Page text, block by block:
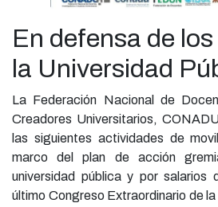
En defensa de
la Universidad
La Federación Nacional de
Creadores Universitarios,
las siguientes actividades de
marco del plan de acción
universidad pública y por salarios
último Congreso Extraordinario de